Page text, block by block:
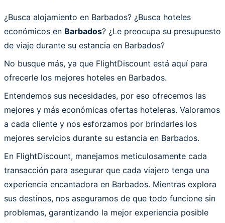
¿Busca alojamiento en Barbados? ¿Busca hoteles
económicos en Barbados? ¿Le preocupa su presupuesto
de viaje durante su estancia en Barbados?
No busque más, ya que FlightDiscount está aquí para
ofrecerle los mejores hoteles en Barbados.
Entendemos sus necesidades, por eso ofrecemos las
mejores y más económicas ofertas hoteleras. Valoramos
a cada cliente y nos esforzamos por brindarles los
mejores servicios durante su estancia en Barbados.
En FlightDiscount, manejamos meticulosamente cada
transacción para asegurar que cada viajero tenga una
experiencia encantadora en Barbados. Mientras explora
sus destinos, nos aseguramos de que todo funcione sin
problemas, garantizando la mejor experiencia posible